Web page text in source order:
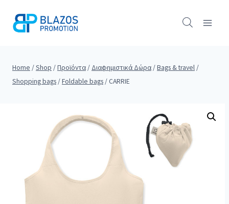
Home /Shop /Προϊόντα / Διαφημιστικά Δώρα /Bags & travel /
Shopping bags /Foldable bags /CARRIE